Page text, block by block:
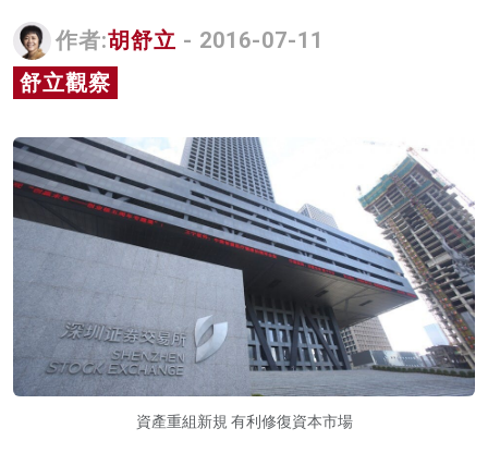
名家榜
灼見活動
關於我們
作者:胡舒立 - 2016-07-11
舒立觀察
資產重組新規 有利修復資本市場